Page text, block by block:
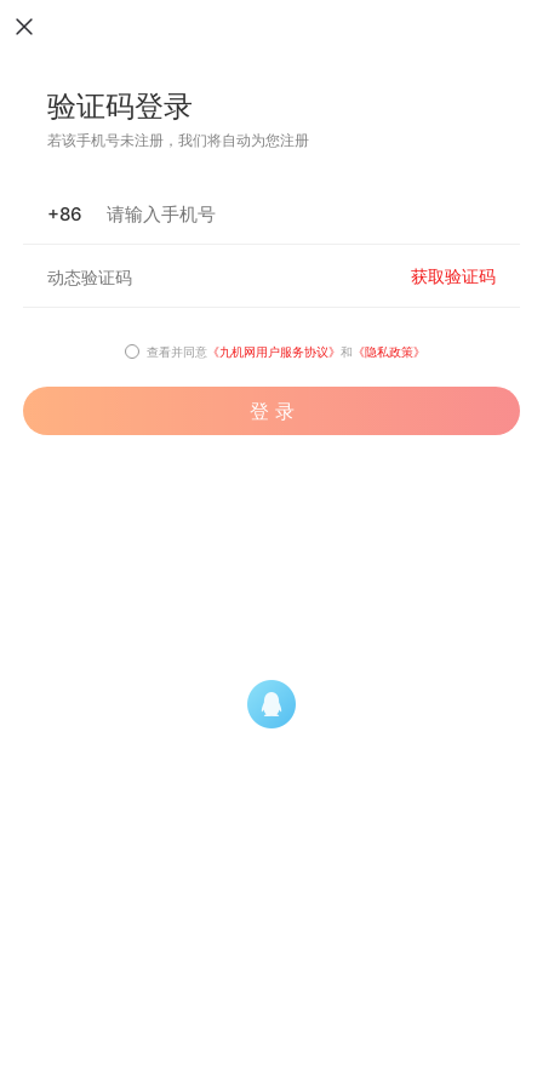
验证码登录
若该手机号未注册，我们将自动为您注册
+86
获取验证码
查看并同意 《九机网用户服务协议》 和 《隐私政策》
登 录